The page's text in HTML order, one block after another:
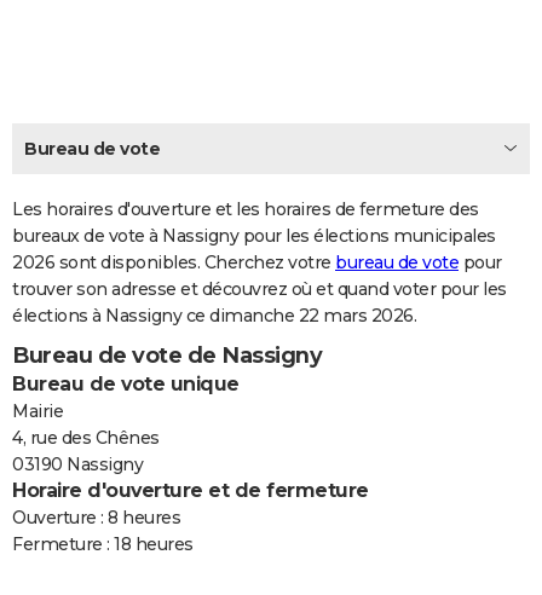
Carte de Noël
Carte Bonne année
Carte Saint-Valentin
Carte Pâques
Carte d'anniversaire
DICTIONNAIRE
Dictionnaire
Biographies
Citations
Expressions
Proverbes
PROGRAMME TV
COPAINS D'AVANT
S'inscrire
Se connecter
Lycées
Collèges
Primaires
Universités
Entreprises
Service militaire
Avis de recherche
AVIS DE DÉCÈS
FORUM
Bricolage
Lifestyle
Culture
Sport
Auto
Television
Voyage
Cinema
Bureau de vote
Les horaires d'ouverture et les horaires de fermeture des
bureaux de vote à Nassigny pour les élections municipales
2026 sont disponibles. Cherchez votre bureau de vote pour
trouver son adresse et découvrez où et quand voter pour les
élections à Nassigny ce dimanche 22 mars 2026.
Bureau de vote de Nassigny
Bureau de vote unique
Mairie
4, rue des Chênes
03190 Nassigny
Horaire d'ouverture et de fermeture
Ouverture : 8 heures
Fermeture : 18 heures